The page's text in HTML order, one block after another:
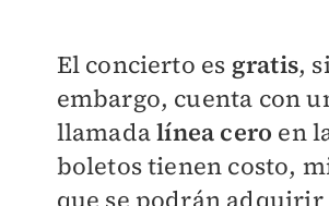
El concierto es gratis,
embargo, cuenta con
llamadalínea cero en
boletos tienen costo,